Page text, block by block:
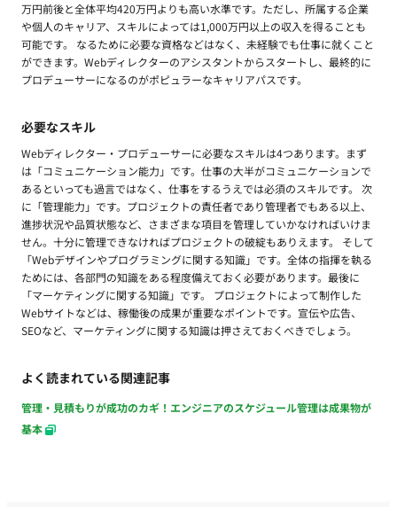
万円前後と全体平均420万円よりも高い水準です。ただし、所属する企業
や個人のキャリア、スキルによっては1,000万円以上の収入を得ることも
可能です。 なるために必要な資格などはなく、未経験でも仕事に就くこと
ができます。Webディレクターのアシスタントからスタートし、最終的に
プロデューサーになるのがポピュラーなキャリアパスです。
必要なスキル
Webディレクター・プロデューサーに必要なスキルは4つあります。まず
は「コミュニケーション能力」です。仕事の大半がコミュニケーションで
あるといっても過言ではなく、仕事をするうえでは必須のスキルです。 次
に「管理能力」です。プロジェクトの責任者であり管理者でもある以上、
進捗状況や品質状態など、さまざまな項目を管理していかなければいけま
せん。十分に管理できなければプロジェクトの破綻もありえます。 そして
「Webデザインやプログラミングに関する知識」です。全体の指揮を執る
ためには、各部門の知識をある程度備えておく必要があります。最後に
「マーケティングに関する知識」です。 プロジェクトによって制作した
Webサイトなどは、稼働後の成果が重要なポイントです。宣伝や広告、
SEOなど、マーケティングに関する知識は押さえておくべきでしょう。
よく読まれている関連記事
管理・見積もりが成功のカギ！エンジニアのスケジュール管理は成果物が
基本